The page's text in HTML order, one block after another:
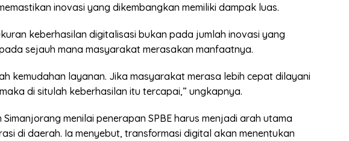
inovasi yang dikembangkan memiliki dampak luas.
keberhasilan digitalisasi bukan pada jumlah inovasi yang
sejauh mana masyarakat merasakan manfaatnya.
kemudahan layanan. Jika masyarakat merasa lebih cepat dilayani
di situlah keberhasilan itu tercapai,” ungkapnya.
Simanjorang menilai penerapan SPBE harus menjadi arah utama
di daerah. Ia menyebut, transformasi digital akan menentukan